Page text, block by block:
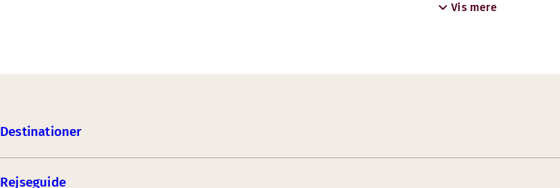
Vis mere
Destinationer
Rejseguide